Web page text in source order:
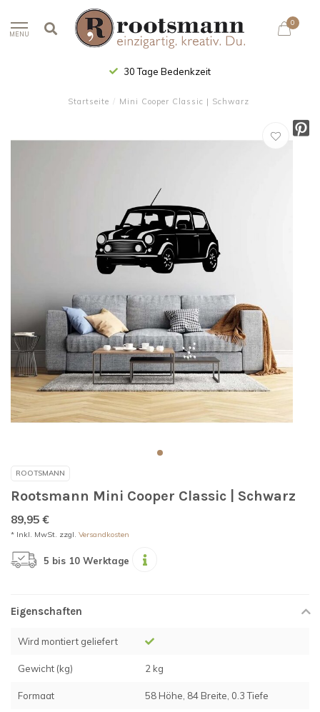
MENU
0
30 Tage Bedenkzeit
Startseite / Mini Cooper Classic | Schwarz
ROOTSMANN
Rootsmann Mini Cooper Classic | Schwarz
89,95 €
* Inkl. MwSt. zzgl. Versandkosten
5 bis 10 Werktage
Eigenschaften
Wird montiert geliefert
Gewicht (kg) 2 kg
Formaat 58 Höhe, 84 Breite, 0.3 Tiefe